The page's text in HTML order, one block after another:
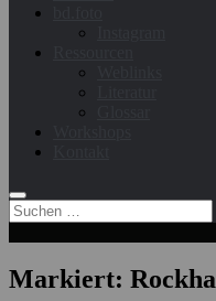
Suchen
nach:
Markiert: